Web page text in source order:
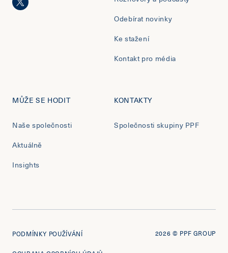
Odebírat novinky
Ke stažení
Kontakt pro média
MŮŽE SE HODIT
Naše společnosti
Aktuálně
Insights
KONTAKTY
Společnosti skupiny PPF
PODMÍNKY POUŽÍVÁNÍ 2026 © PPF GROUP